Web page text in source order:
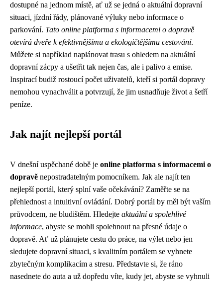
dostupné na jednom místě, ať už se jedná o aktuální dopravní
situaci, jízdní řády, plánované výluky nebo informace o
parkování. Tato online platforma s informacemi o dopravě
otevírá dveře k efektivnějšímu a ekologičtějšímu cestování.
Můžete si například naplánovat trasu s ohledem na aktuální
dopravní zácpy a ušetřit tak nejen čas, ale i palivo a emise.
Inspirací budiž rostoucí počet uživatelů, kteří si portál dopravy
nemohou vynachválit a potvrzují, že jim usnadňuje život a šetří
peníze.
Jak najít nejlepší portál
V dnešní uspěchané době je online platforma s informacemi o
dopravě nepostradatelným pomocníkem. Jak ale najít ten
nejlepší portál, který splní vaše očekávání? Zaměřte se na
přehlednost a intuitivní ovládání. Dobrý portál by měl být vaším
průvodcem, ne bludištěm. Hledejte aktuální a spolehlivé
informace, abyste se mohli spolehnout na přesné údaje o
dopravě. Ať už plánujete cestu do práce, na výlet nebo jen
sledujete dopravní situaci, s kvalitním portálem se vyhnete
zbytečným komplikacím a stresu. Představte si, že ráno
nasednete do auta a už dopředu víte, kudy jet, abyste se vyhnuli